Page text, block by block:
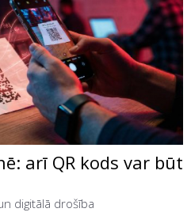
arī QR kods var būt
digitālā drošība